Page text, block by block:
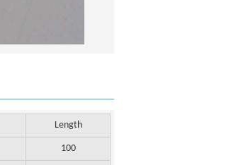
Length
100